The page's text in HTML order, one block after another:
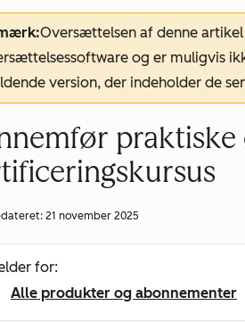
Oversættelsen af denne
og er muligvis
version, der indeholder de
praktiske
21 november 2025
for:
Alle produkter og abonnementer